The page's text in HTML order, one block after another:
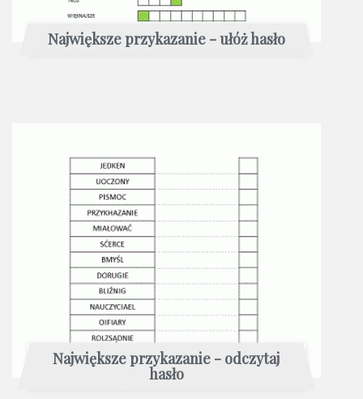
Największe przykazanie - ułóż hasło
Największe przykazanie - odczytaj
hasło